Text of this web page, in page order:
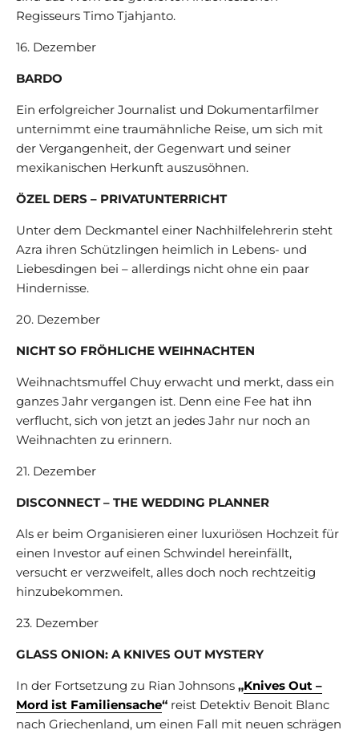
Regisseurs Timo Tjahjanto.
16. Dezember
BARDO
Ein erfolgreicher Journalist und Dokumentarfilmer
unternimmt eine traumähnliche Reise, um sich mit
der Vergangenheit, der Gegenwart und seiner
mexikanischen Herkunft auszusöhnen.
ÖZEL DERS – PRIVATUNTERRICHT
Unter dem Deckmantel einer Nachhilfelehrerin steht
Azra ihren Schützlingen heimlich in Lebens- und
Liebesdingen bei – allerdings nicht ohne ein paar
Hindernisse.
20. Dezember
NICHT SO FRÖHLICHE WEIHNACHTEN
Weihnachtsmuffel Chuy erwacht und merkt, dass ein
ganzes Jahr vergangen ist. Denn eine Fee hat ihn
verflucht, sich von jetzt an jedes Jahr nur noch an
Weihnachten zu erinnern.
21. Dezember
DISCONNECT – THE WEDDING PLANNER
Als er beim Organisieren einer luxuriösen Hochzeit für
einen Investor auf einen Schwindel hereinfällt,
versucht er verzweifelt, alles doch noch rechtzeitig
hinzubekommen.
23. Dezember
GLASS ONION: A KNIVES OUT MYSTERY
In der Fortsetzung zu Rian Johnsons „Knives Out –
Mord ist Familiensache“ reist Detektiv Benoit Blanc
nach Griechenland, um einen Fall mit neuen schrägen